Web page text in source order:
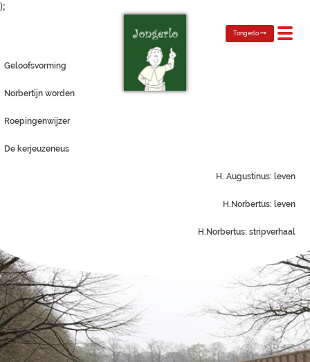
);
Toggle
Tongerlo
Geloofsvorming
Norbertijn worden
Roepingenwijzer
De kerjeuzeneus
H. Augustinus: leven
H.Norbertus: leven
H.Norbertus: stripverhaal